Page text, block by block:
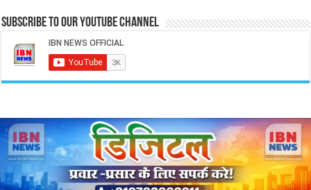
Subscribe to our Youtube Channel